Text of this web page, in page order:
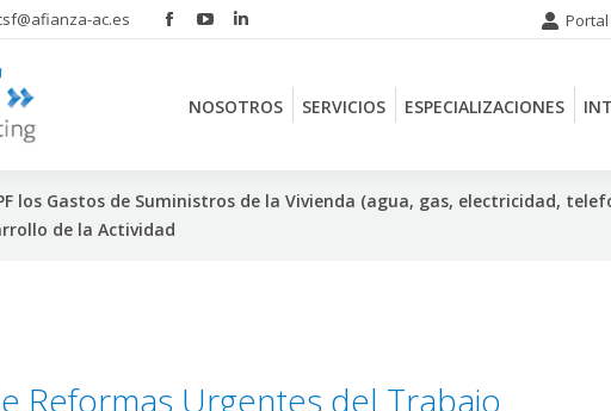
ac.es
Facebook
opens
window
YouTube
opens
window
Linkedin
opens
window
NOSOTROS SERVICIOS ESPECIALIZACIONES
los Gastos de Suministros de la Vivienda (agua, gas, electricidad,
de la Actividad
Reformas Urgentes del Trabajo